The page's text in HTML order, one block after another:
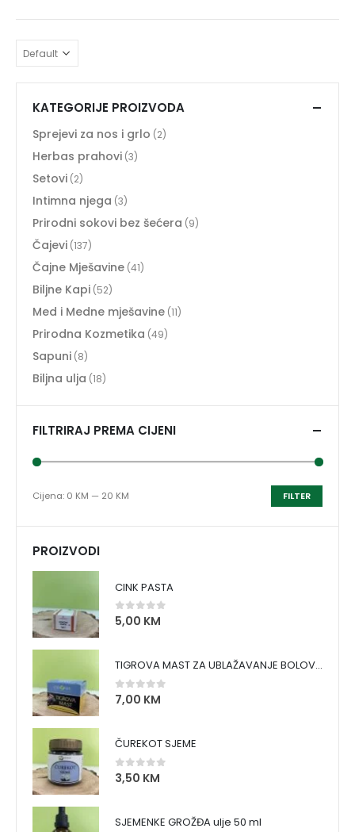
KATEGORIJE PROIZVODA
Sprejevi za nos i grlo (2)
Herbas prahovi (3)
Setovi (2)
Intimna njega (3)
Prirodni sokovi bez šećera (9)
Čajevi (137)
Čajne Mješavine (41)
Biljne Kapi (52)
Med i Medne mješavine (11)
Prirodna Kozmetika (49)
Sapuni (8)
Biljna ulja (18)
FILTRIRAJ PREMA CIJENI
FILTER
Cijena: 0 KM — 20 KM
PROIZVODI
CINK PASTA
0 out of 5
5,00 KM
TIGROVA MAST ZA UBLAŽAVANJE BOLOVA I ZAGRIJAVANJE MIŠIĆA
0 out of 5
7,00 KM
ČUREKOT SJEME
0 out of 5
3,50 KM
SJEMENKE GROŽĐA ulje 50 ml